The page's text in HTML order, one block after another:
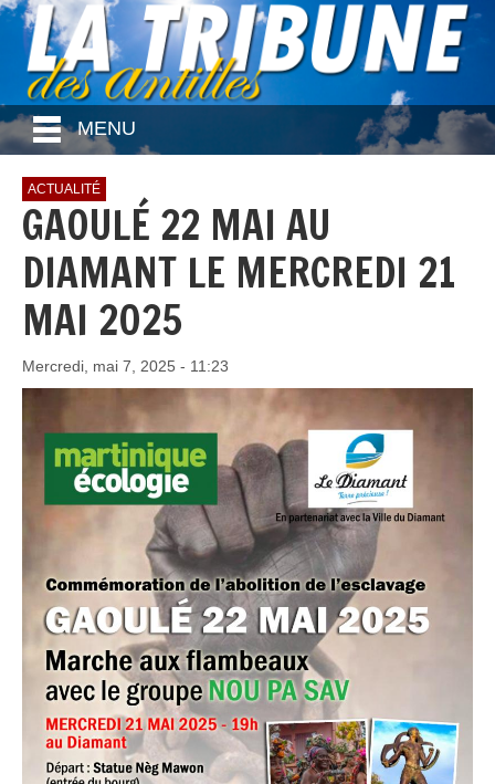
MENU
ACTUALITÉ
GAOULÉ 22 MAI AU
DIAMANT LE MERCREDI 21
MAI 2025
Mercredi, mai 7, 2025 - 11:23